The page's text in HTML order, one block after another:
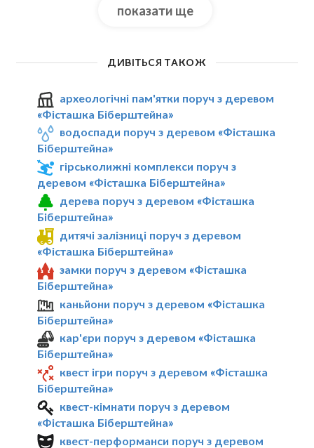
показати ще
ДИВІТЬСЯ ТАКОЖ
археологічні пам'ятки поруч з деревом
«Фісташка Біберштейна»
водоспади поруч з деревом «Фісташка
Біберштейна»
гірськолижні комплекси поруч з
деревом «Фісташка Біберштейна»
дерева поруч з деревом «Фісташка
Біберштейна»
дитячі залізниці поруч з деревом
«Фісташка Біберштейна»
замки поруч з деревом «Фісташка
Біберштейна»
каньйони поруч з деревом «Фісташка
Біберштейна»
кар'єри поруч з деревом «Фісташка
Біберштейна»
квест ігри поруч з деревом «Фісташка
Біберштейна»
квест-кімнати поруч з деревом
«Фісташка Біберштейна»
квест-перформанси поруч з деревом